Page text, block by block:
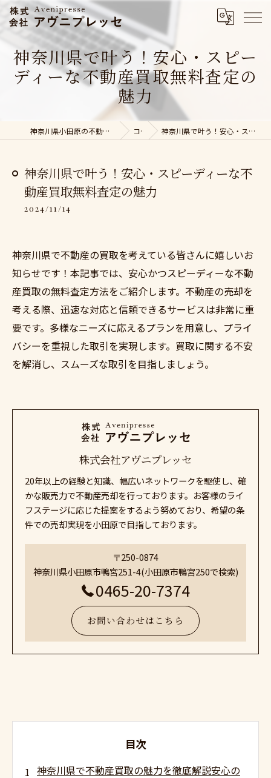
神奈川県で叶う！安心・スピー
ディーな不動産買取無料査定の
魅力
神奈川県小田原の不動産売却なら株式会社アヴニプレッセ コラム 神奈川県で叶う！安心・スピーディーな不動産買取無料査定の魅力
神奈川県で叶う！安心・スピーディーな不
動産買取無料査定の魅力
2024/11/14
神奈川県で不動産の買取を考えている皆さんに嬉しいお
知らせです！本記事では、安心かつスピーディーな不動
産買取の無料査定方法をご紹介します。不動産の売却を
考える際、迅速な対応と信頼できるサービスは非常に重
要です。多様なニーズに応えるプランを用意し、プライ
バシーを重視した取引を実現します。買取に関する不安
を解消し、スムーズな取引を目指しましょう。
株式会社アヴニプレッセ
20年以上の経験と知識、幅広いネットワークを駆使し、確
かな販売力で不動産売却を行っております。お客様のライ
フステージに応じた提案をするよう努めており、希望の条
件での売却実現を小田原で目指しております。
〒250-0874
神奈川県小田原市鴨宮251-4(小田原市鴨宮250で検索)
0465-20-7374
お問い合わせはこちら
目次
神奈川県で不動産買取の魅力を徹底解説安心の